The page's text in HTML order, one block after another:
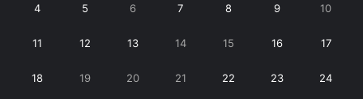
4 5 6 7 8 9 10
11 12 13 14 15 16 17
18 19 20 21 22 23 24